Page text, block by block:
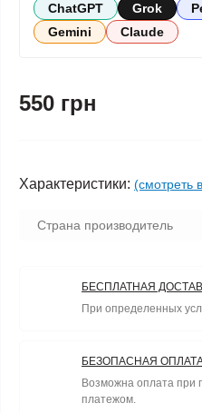
ChatGPT Grok
Gemini
Claude
550 грн
Характеристики: (смотреть
Страна производитель
БЕСПЛАТНАЯ
При определенных
БЕЗОПАСНАЯ
Возможна оплата при
платежом.